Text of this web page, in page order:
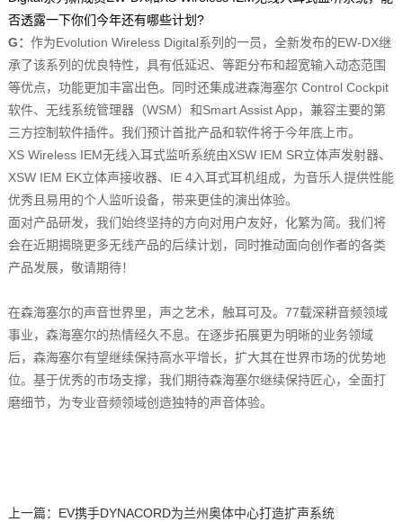
否透露一下你们今年还有哪些计划?
G： 作为Evolution Wireless Digital系列的一员，全新发布的EW-DX继
承了该系列的优良特性，具有低延迟、等距分布和超宽输入动态范围
等优点，功能更加丰富出色。同时还集成进森海塞尔 Control Cockpit
软件、无线系统管理器（WSM）和Smart Assist App，兼容主要的第
三方控制软件插件。我们预计首批产品和软件将于今年底上市。
XS Wireless IEM无线入耳式监听系统由XSW IEM SR立体声发射器、
XSW IEM EK立体声接收器、IE 4入耳式耳机组成，为音乐人提供性能
优秀且易用的个人监听设备，带来更佳的演出体验。
面对产品研发，我们始终坚持的方向对用户友好，化繁为简。我们将
会在近期揭晓更多无线产品的后续计划，同时推动面向创作者的各类
产品发展，敬请期待！
在森海塞尔的声音世界里，声之艺术，触耳可及。77载深耕音频领域
事业，森海塞尔的热情经久不息。在逐步拓展更为明晰的业务领域
后，森海塞尔有望继续保持高水平增长，扩大其在世界市场的优势地
位。基于优秀的市场支撑，我们期待森海塞尔继续保持匠心，全面打
磨细节，为专业音频领域创造独特的声音体验。
上一篇： EV携手DYNACORD为兰州奥体中心打造扩声系统